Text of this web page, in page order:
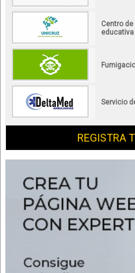
Centro
educativa
Servicio
REGISTRA